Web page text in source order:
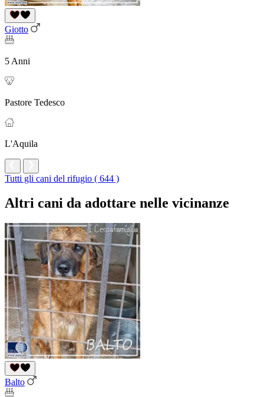
Giotto
5 Anni
Pastore Tedesco
L'Aquila
Tutti gli cani del rifugio ( 644 )
Altri cani da adottare nelle vicinanze
Balto